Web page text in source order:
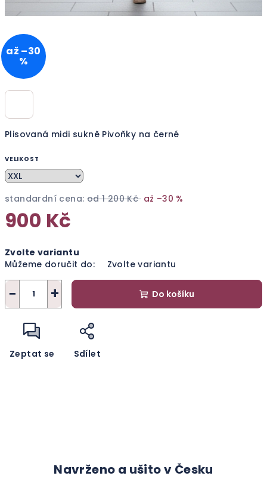
Plisovaná midi sukně Pivoňky na černé
VELIKOST
standardní cena: od 1 200 Kč až –30 %
900 Kč
cena:
Zvolte variantu
Můžeme doručit do:
Zvolte variantu
+
− Do košíku
Zeptat se Sdílet
až –30
%
Navrženo a ušito v Česku